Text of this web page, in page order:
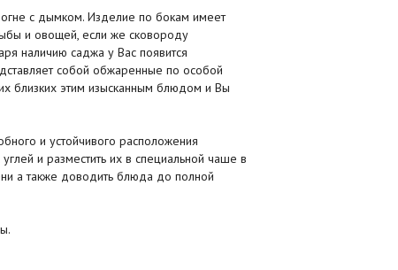
с дымком. Изделие по бокам имеет
и овощей, если же сковороду
наличию саджа у Вас появится
собой обжаренные по особой
близких этим изысканным блюдом и Вы
и устойчивого расположения
и разместить их в специальной чаше в
а также доводить блюда до полной